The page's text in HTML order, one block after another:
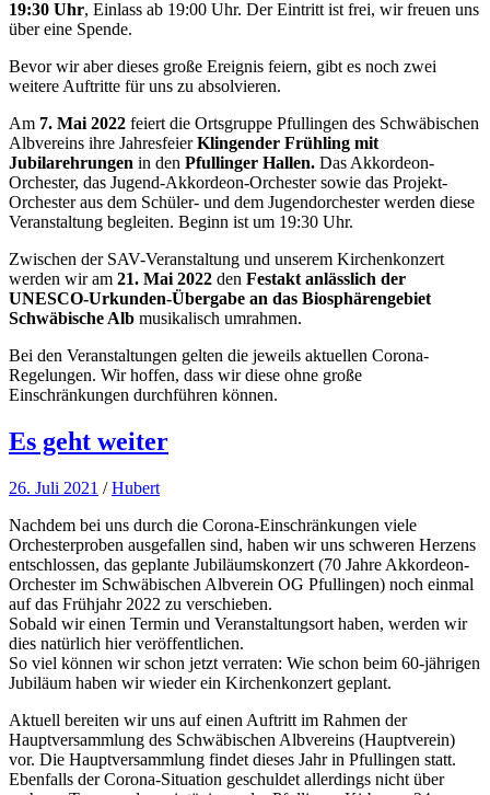
19:30 Uhr, Einlass ab 19:00 Uhr. Der Eintritt ist frei, wir freuen uns
über eine Spende.
Bevor wir aber dieses große Ereignis feiern, gibt es noch zwei
weitere Auftritte für uns zu absolvieren.
Am 7. Mai 2022 feiert die Ortsgruppe Pfullingen des Schwäbischen
Albvereins ihre JahresfeierKlingender Frühling mit
Jubilarehrungen in den Pfullinger Hallen. Das Akkordeon-
Orchester, das Jugend-Akkordeon-Orchester sowie das Projekt-
Orchester aus dem Schüler- und dem Jugendorchester werden diese
Veranstaltung begleiten. Beginn ist um 19:30 Uhr.
Zwischen der SAV-Veranstaltung und unserem Kirchenkonzert
werden wir am 21. Mai 2022 den Festakt anlässlich der
UNESCO-Urkunden-Übergabe an das Biosphärengebiet
Schwäbische Alb musikalisch umrahmen.
Bei den Veranstaltungen gelten die jeweils aktuellen Corona-
Regelungen. Wir hoffen, dass wir diese ohne große
Einschränkungen durchführen können.
Es geht weiter
26. Juli 2021 /Hubert
Nachdem bei uns durch die Corona-Einschränkungen viele
Orchesterproben ausgefallen sind, haben wir uns schweren Herzens
entschlossen, das geplante Jubiläumskonzert (70 Jahre Akkordeon-
Orchester im Schwäbischen Albverein OG Pfullingen) noch einmal
auf das Frühjahr 2022 zu verschieben.
Sobald wir einen Termin und Veranstaltungsort haben, werden wir
dies natürlich hier veröffentlichen.
So viel können wir schon jetzt verraten: Wie schon beim 60-jährigen
Jubiläum haben wir wieder ein Kirchenkonzert geplant.
Aktuell bereiten wir uns auf einen Auftritt im Rahmen der
Hauptversammlung des Schwäbischen Albvereins (Hauptverein)
vor. Die Hauptversammlung findet dieses Jahr in Pfullingen statt.
Ebenfalls der Corona-Situation geschuldet allerdings nicht über